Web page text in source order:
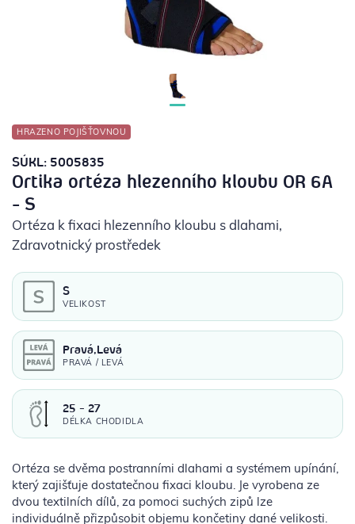
POTŘEBY PRO DIABETIKY
OCHRANNÉ POMŮCKY
HRAZENO POJIŠŤOVNOU
SÚKL: 5005835
Ortika ortéza hlezenního kloubu OR 6A
- S
Ortéza k fixaci hlezenního kloubu s dlahami,
Zdravotnický prostředek
S
VELIKOST
Pravá,Levá
PRAVÁ / LEVÁ
25 - 27
DÉLKA CHODIDLA
Ortéza se dvěma postranními dlahami a systémem upínání,
který zajišťuje dostatečnou fixaci kloubu. Je vyrobena ze
dvou textilních dílů, za pomoci suchých zipů lze
individuálně přizpůsobit objemu končetiny dané velikosti.